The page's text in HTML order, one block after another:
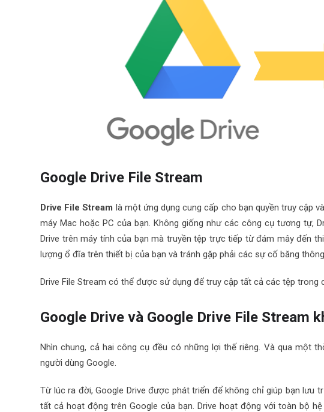
Google Drive File Stream
Drive File Stream là một ứng dụng cung cấp cho bạn quyền truy cập
máy Mac hoặc PC của bạn. Không giống như các công cụ tương tự,
Drive trên máy tính của bạn mà truyền tệp trực tiếp từ đám mây đến
lượng ổ đĩa trên thiết bị của bạn và tránh gặp phải các sự cố băng
Drive File Stream có thể được sử dụng để truy cập tất cả các tệp trong
Google Drive và Google Drive File Stream
Nhìn chung, cả hai công cụ đều có những lợi thế riêng. Và qua một
người dùng Google.
Từ lúc ra đời, Google Drive được phát triển để không chỉ giúp bạn
tất cả hoạt động trên Google của bạn. Drive hoạt động với toàn bộ